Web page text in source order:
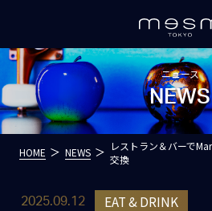
ニュース
NEWS
HOME NEWS
レストラン＆バーで
交換
2025.09.12 EAT & DRINK